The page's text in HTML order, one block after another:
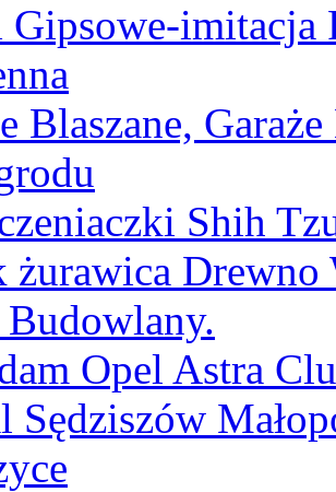
Gipsowe-imitacja
Blaszane,
Shih
żurawica
Budowlany.
Opel Astra
Sędziszów